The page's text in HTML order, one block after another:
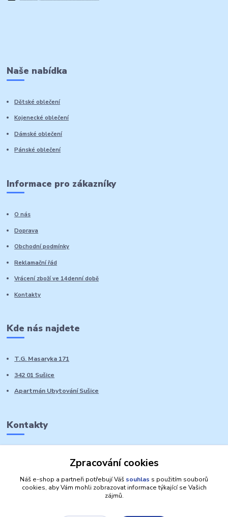
Naše nabídka
Dětské oblečení
Kojenecké oblečení
Dámské oblečení
Pánské oblečení
Informace pro zákazníky
O nás
Doprava
Obchodní podmínky
Reklamační řád
Vrácení zboží ve 14denní době
Kontakty
Kde nás najdete
T.G. Masaryka 171
342 01 Sušice
Apartmán Ubytování Sušice
Kontakty
Zpracování cookies
Náš e-shop a partneři potřebují Váš souhlas s použitím souborů
cookies, aby Vám mohli zobrazovat informace týkající se Vašich
zájmů.